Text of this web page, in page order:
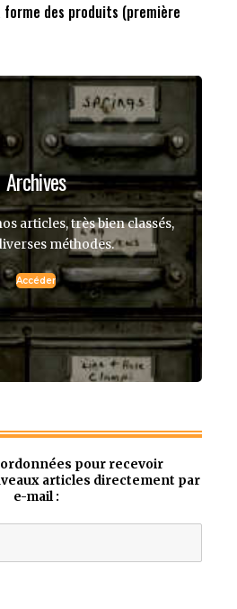
forme des produits (première
Archives
articles, très bien classés,
méthodes.
Accéder
pour recevoir
articles directement par
e-mail :